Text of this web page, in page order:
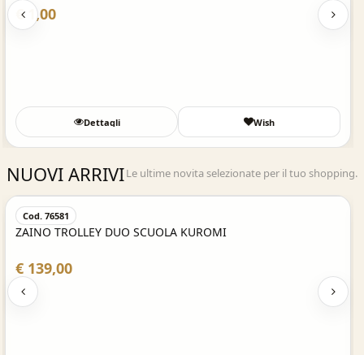
€ 1,00
Dettagli Wish
NUOVI ARRIVILe ultime novita selezionate per il tuo shopping.
Acquisto Veloce
Cod. 76581
ZAINO TROLLEY DUO SCUOLA KUROMI
€ 139,00